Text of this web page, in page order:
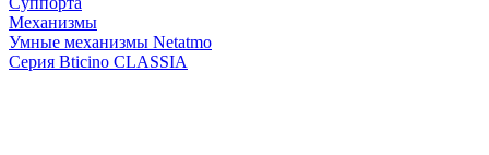
Механизмы
Умные механизмы Netatmo
Серия Bticino CLASSIA